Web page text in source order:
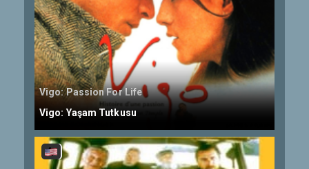
Vigo: Passion For Life
Vigo: Yaşam Tutkusu